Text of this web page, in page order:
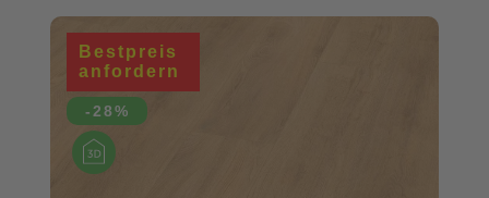
Bestpreis
anfordern
-28%